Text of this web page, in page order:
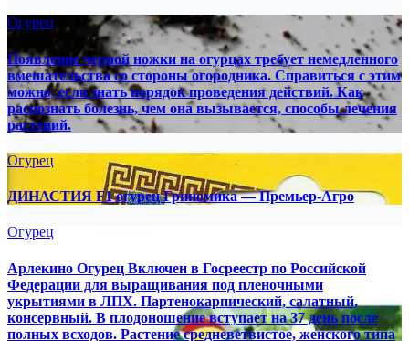
Огурец
Появление черной ножки на огурцах требует немедленного
вмешательства со стороны огородника. Справиться с этим
можно, если знать порядок проведения действий. Как
распознать болезнь, чем она вызывается, способы лечения
растений.
Огурец
ДИНАСТИЯ F1 огурец Гриномика — Премьер-Агро
Огурец
Арлекино Огурец Включен в Госреестр по Российской
Федерации для выращивания под пленочными
укрытиями в ЛПХ. Партенокарпический, салатный,
консервный. В плодоношение вступает на 37 день после
полных всходов. Растение средневетвистое, женского типа